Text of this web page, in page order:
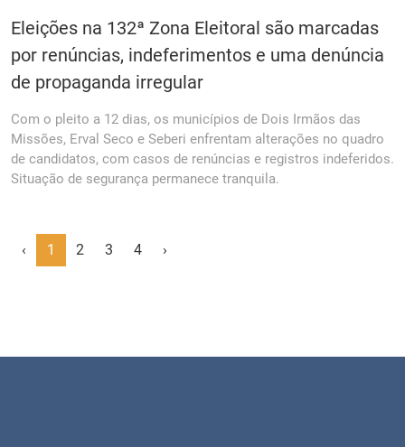
Eleições na 132ª Zona Eleitoral são marcadas
por renúncias, indeferimentos e uma denúncia
de propaganda irregular
Com o pleito a 12 dias, os municípios de Dois Irmãos das
Missões, Erval Seco e Seberi enfrentam alterações no quadro
de candidatos, com casos de renúncias e registros indeferidos.
Situação de segurança permanece tranquila.
‹ 1 2 3 4 ›